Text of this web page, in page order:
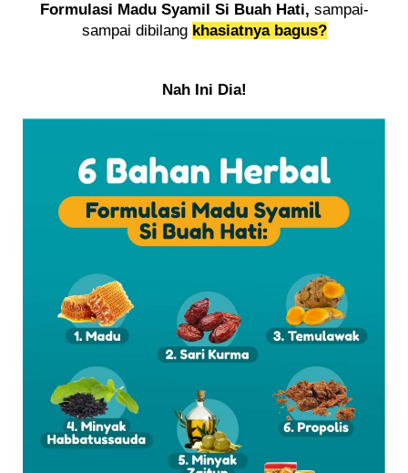
Formulasi Madu Syamil Si Buah Hati, sampai-
sampai dibilang khasiatnya bagus?
Nah Ini Dia!